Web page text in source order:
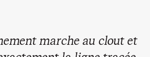
marche au cloutet